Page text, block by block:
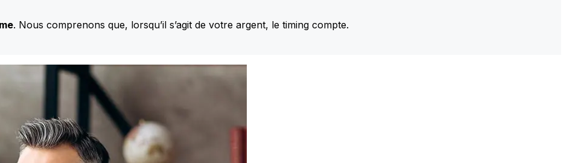
. Nous comprenons que, lorsqu’il s’agit de votre argent, le timing compte.